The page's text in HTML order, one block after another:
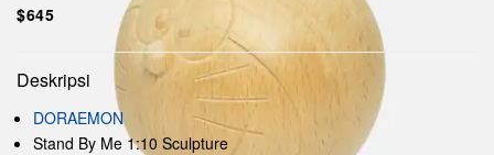
$645
Deskripsi
DORAEMON
Stand By Me 1:10 Sculpture